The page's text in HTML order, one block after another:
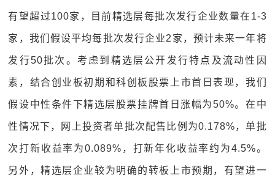
有望超过100家，目前精选层每批次发行企业数量在1-3
家，我们假设平均每批次发行企业2家，预计未来一年将
发行50批次。考虑到精选层公开发行特点及流动性因
素，结合创业板初期和科创板股票上市首日表现，我们
假设中性条件下精选层股票挂牌首日涨幅为50%。在中
性情况下，网上投资者单批次配售比例为0.178%，单批
次打新收益率为0.089%，打新年化收益率约为4.5%。
另外，精选层企业较为明确的转板上市预期，有望进一